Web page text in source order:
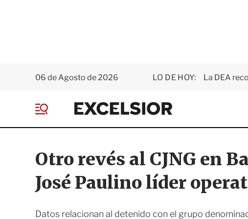
06 de Agosto de 2026 LO DE HOY: La DEA
E
x
e
i
o
r
e
Otro revés al CJNG en
José Paulino líder
Datos relacionan al detenido con el grupo